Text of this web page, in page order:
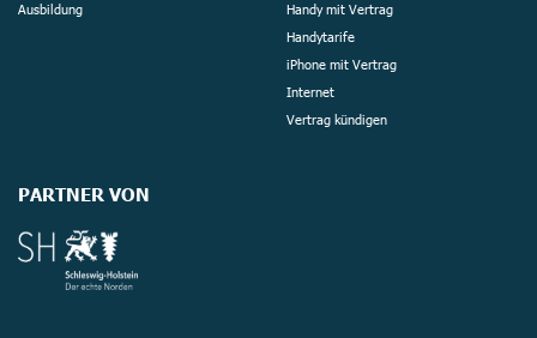
Ausbildung
Handy mit Vertrag
Handytarife
iPhone mit Vertrag
Internet
Vertrag kündigen
PARTNER VON